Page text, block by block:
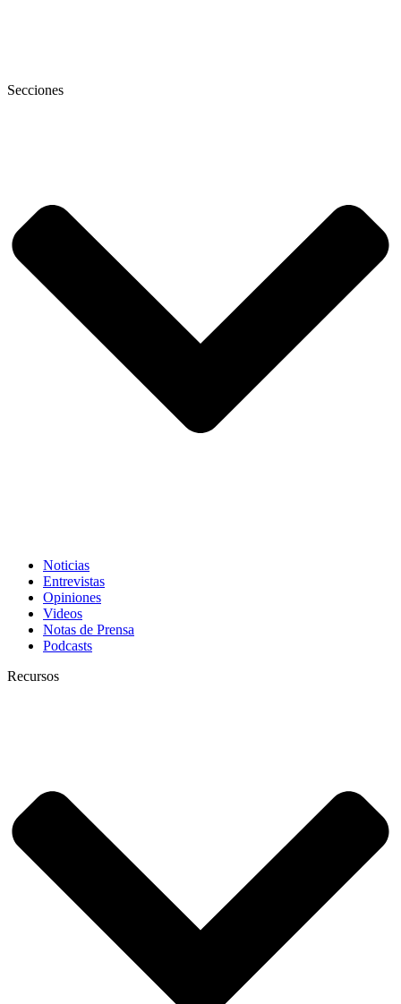
Secciones
Noticias
Entrevistas
Opiniones
Videos
Notas de Prensa
Podcasts
Recursos